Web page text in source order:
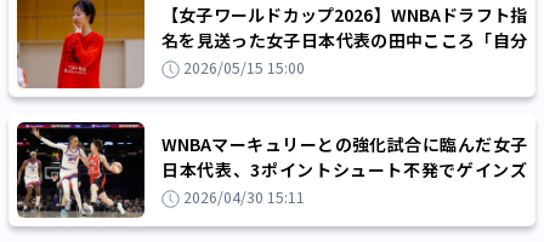
【女子ワールドカップ2026】WNBAドラフト指
名を見送った女子日本代表の田中こころ「自分
の実力を見せつけてから行けばいい」
2026/05/15 15:00
WNBAマーキュリーとの強化試合に臨んだ女子
日本代表、3ポイントシュート不発でゲインズ
ヘッドコーチの古巣に大敗
2026/04/30 15:11